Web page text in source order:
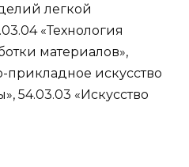
легкой
«Технология
материалов»,
прикладное искусство
54.03.03 «Искусство